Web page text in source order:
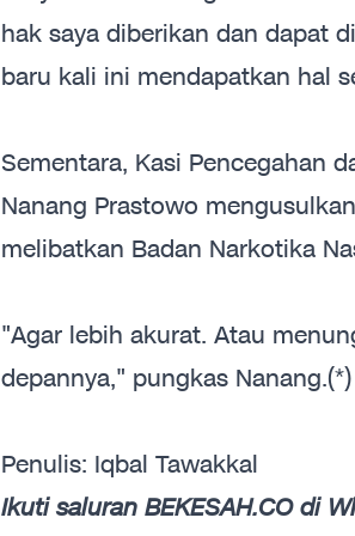
hak saya diberikan dan dapat
baru kali ini mendapatkan hal
Sementara, Kasi Pencegahan
Nanang Prastowo
melibatkan Badan Narkotika
"Agar lebih akurat. Atau
depannya," pungkas Nanang.(*)
Penulis: Iqbal Tawakkal
Ikuti saluran BEKESAH.CO di